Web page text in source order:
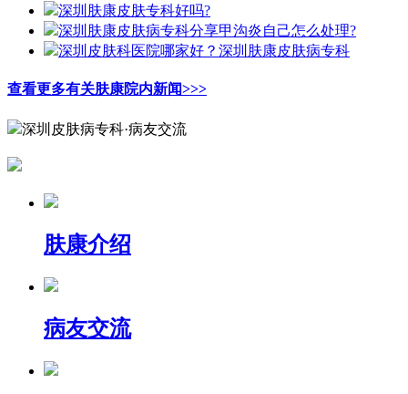
深圳肤康皮肤专科好吗?
深圳肤康皮肤病专科分享甲沟炎自己怎么处理?
深圳皮肤科医院哪家好？深圳肤康皮肤病专科
查看更多有关肤康院内新闻>>>
深圳皮肤病专科·病友交流
肤康介绍
病友交流